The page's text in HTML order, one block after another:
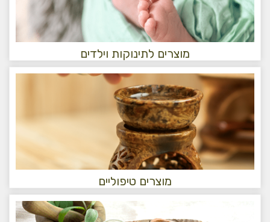
מוצרים לתינוקות וילדים
מוצרים טיפוליים